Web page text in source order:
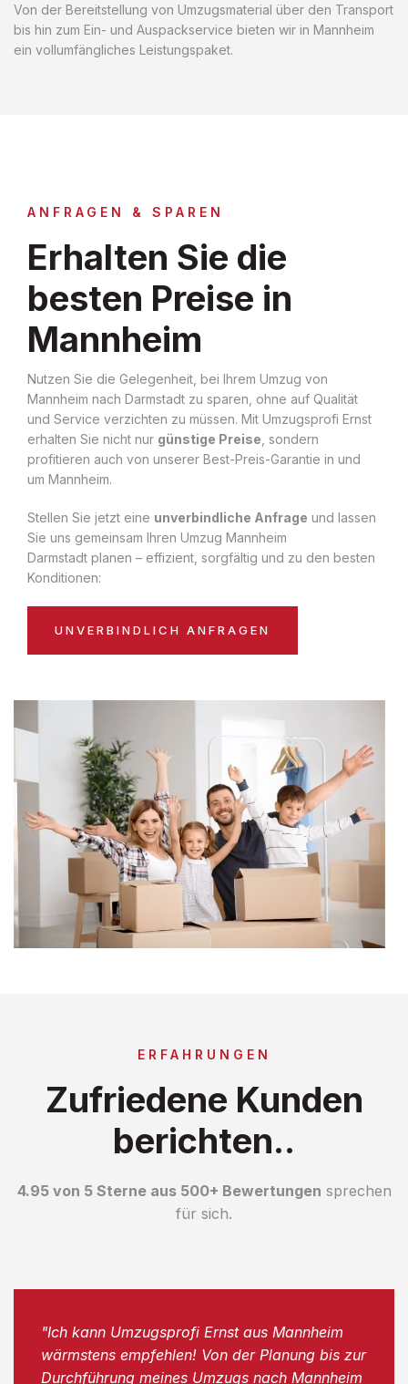
Von der Bereitstellung von Umzugsmaterial über den Transport
bis hin zum Ein- und Auspackservice bieten wir in Mannheim
ein vollumfängliches Leistungspaket.
ANFRAGEN & SPAREN
Erhalten Sie die
besten Preise in
Mannheim
Nutzen Sie die Gelegenheit, bei Ihrem Umzug von
Mannheim nach Darmstadt zu sparen, ohne auf Qualität
und Service verzichten zu müssen. Mit Umzugsprofi Ernst
erhalten Sie nicht nur günstige Preise , sondern
profitieren auch von unserer Best-Preis-Garantie in und
um Mannheim.
Stellen Sie jetzt eine unverbindliche Anfrage und lassen
Sie uns gemeinsam Ihren Umzug Mannheim
Darmstadt planen – effizient, sorgfältig und zu den besten
Konditionen:
UNVERBINDLICH ANFRAGEN
ERFAHRUNGEN
Zufriedene Kunden
berichten..
4.95 von 5 Sterne aus 500+ Bewertungen sprechen
für sich.
"Ich kann Umzugsprofi Ernst aus Mannheim
wärmstens empfehlen! Von der Planung bis zur
Durchführung meines Umzugs nach Mannheim